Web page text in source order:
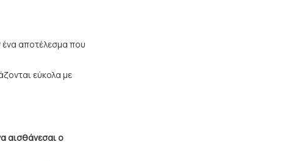
αποτέλεσμα που
εύκολα με
αισθάνεσαι ο